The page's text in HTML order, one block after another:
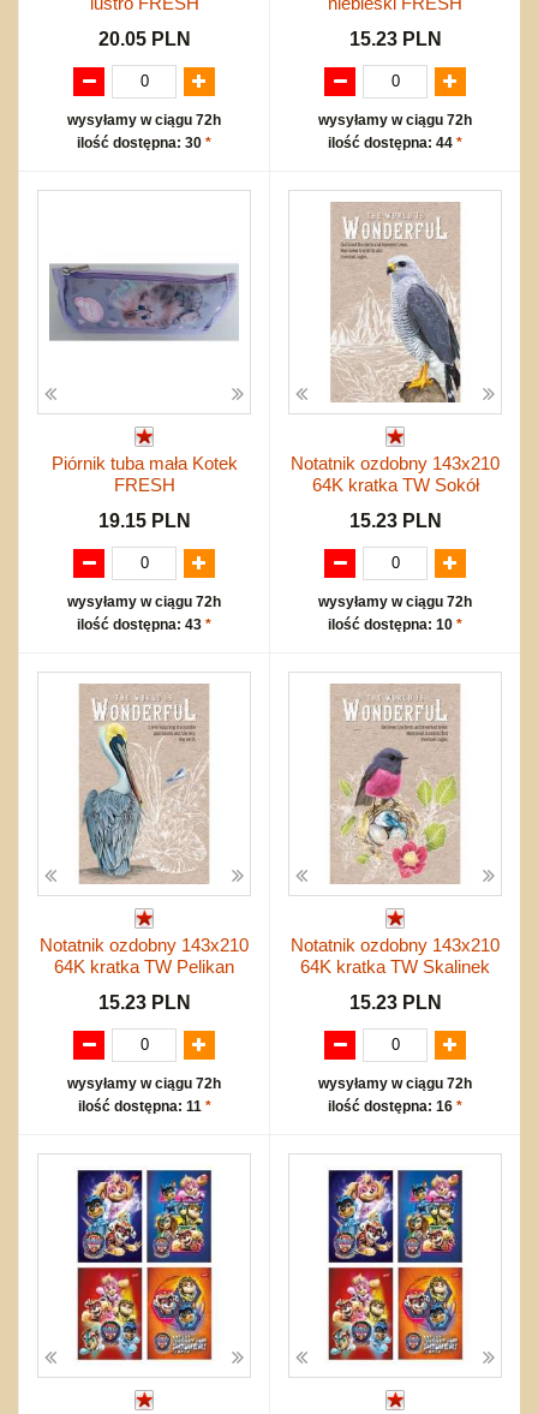
20.05 PLN
wysyłamy w ciągu 72h
ilość dostępna: 30 *
15.23 PLN
wysyłamy w ciągu 72h
ilość dostępna: 44 *
Piórnik tuba mała Kotek
FRESH
19.15 PLN
wysyłamy w ciągu 72h
ilość dostępna: 43 *
Notatnik ozdobny 143x210
64K kratka TW Sokół
15.23 PLN
wysyłamy w ciągu 72h
ilość dostępna: 10 *
Notatnik ozdobny 143x210
64K kratka TW Pelikan
15.23 PLN
wysyłamy w ciągu 72h
ilość dostępna: 11 *
Notatnik ozdobny 143x210
64K kratka TW Skalinek
15.23 PLN
wysyłamy w ciągu 72h
ilość dostępna: 16 *